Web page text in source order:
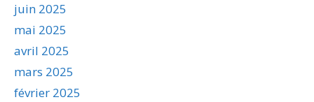
juin 2025
mai 2025
avril 2025
mars 2025
février 2025